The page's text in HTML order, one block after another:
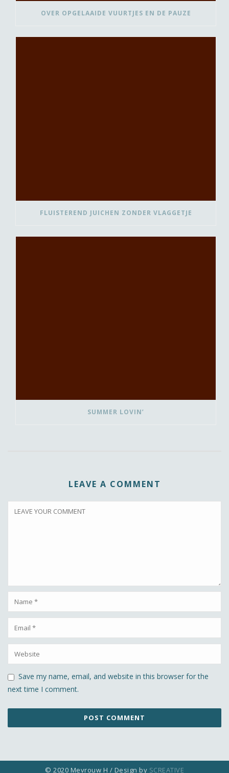
OVER OPGELAAIDE VUURTJES EN DE PAUZE
FLUISTEREND JUICHEN ZONDER VLAGGETJE
SUMMER LOVIN’
LEAVE A COMMENT
Save my name, email, and website in this browser for the
next time I comment.
© 2020 Mevrouw H / Design by SCREATIVE